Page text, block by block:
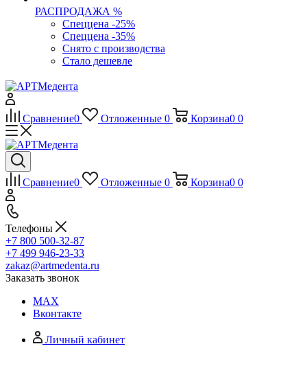
РАСПРОДАЖА %
Спеццена -25%
Спеццена -35%
Снято с производства
Стало дешевле
Сравнение0 Отложенные 0 Корзина0 0
Сравнение0 Отложенные 0 Корзина0 0
Телефоны
+7 800 500-32-87
+7 499 946-23-33
zakaz@artmedenta.ru
Заказать звонок
MAX
Вконтакте
Личный кабинет